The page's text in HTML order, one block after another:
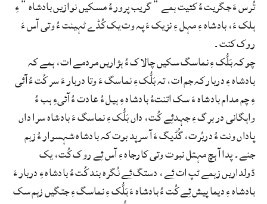
تُرس ءَ جگریت ءُ کئیت ہمے ” گریب پرور ءُ مسکیں نوازیں بادشاہ ” ءِ
ہلک ءَ، بادشاہ ءِ مہل ءِ نزیک ءَ پہ وت یک کُڈے ٹہینت ءُ وتی آس ءَ
روک کنت۔
چو کہ بَلُّک ءِ نماسگ سکیں چالاک ءُ ہژاریں مردمے ات، ہمے کہ
بادشاہ ءِ دربار کہ جم ات، تہ بَلُّک ءِ نماسگ ءَ وتا دربار ءَ سر کُت ءُ آئی
ءِ چم مدام بادشاہ ءَ سک اتنتءُ بادشاہ ءِ ہیل ءُ عادت ءُ آئیءِ ہب ءُ
واہگانی در برگ ءِ جہدئِے کُت، داں بَلُّک ءِ نماسگ ءَ بادشاہ سرا داں
پاداں ونت ءُ دربُرت، گُڈیگ ءَ آ سرپد بوت کہ بادشاہ شہسوار ءُ زہم
جنے۔ پدا آ ہچ مہتل نبوت وتی کارجاہ ءِ آس ئِے روک کُت، یک
ڈولداریں زہمے ٹپ ات ئِے، دستگ ئِے نُگرہ بند کُت ءُ بادشاہ ءِ دربار ءَ
بادشاہ ءِ دیما پیش ئِے کُت ءُ بادشاہ ءَ بَلُّک ءِ نماسگ ءِ جتگیں زہم سک